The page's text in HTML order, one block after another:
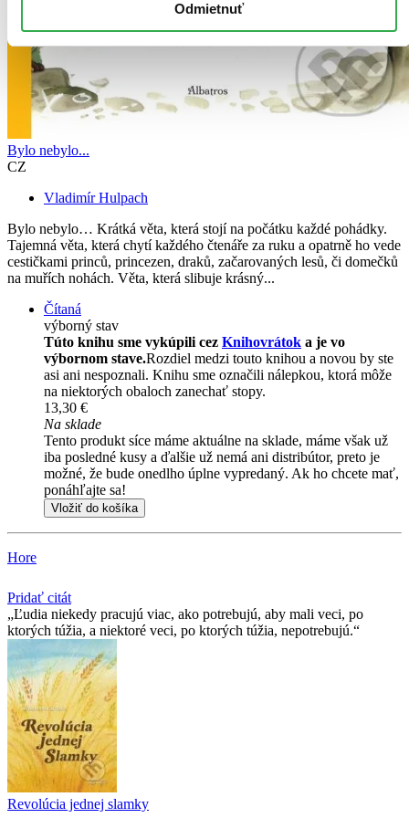
Odmietnuť
Bylo nebylo...
CZ
Vladimír Hulpach
Bylo nebylo… Krátká věta, která stojí na počátku každé pohádky.
Tajemná věta, která chytí každého čtenáře za ruku a opatrně ho vede
cestičkami princů, princezen, draků, začarovaných lesů, či domečků
na muřích nohách. Věta, která slibuje krásný...
Čítaná
výborný stav
Túto knihu sme vykúpili cez Knihovrátok a je vo
výbornom stave.Rozdiel medzi touto knihou a novou by ste
asi ani nespoznali. Knihu sme označili nálepkou, ktorá môže
na niektorých obaloch zanechať stopy.
13,30 €
Na sklade
Tento produkt síce máme aktuálne na sklade, máme však už
iba posledné kusy a ďalšie už nemá ani distribútor, preto je
možné, že bude onedlho úplne vypredaný. Ak ho chcete mať,
ponáhľajte sa!
Vložiť do košíka
Hore
Pridať citát
Ľudia niekedy pracujú viac, ako potrebujú, aby mali veci, po
ktorých túžia, a niektoré veci, po ktorých túžia, nepotrebujú.
Revolúcia jednej slamky